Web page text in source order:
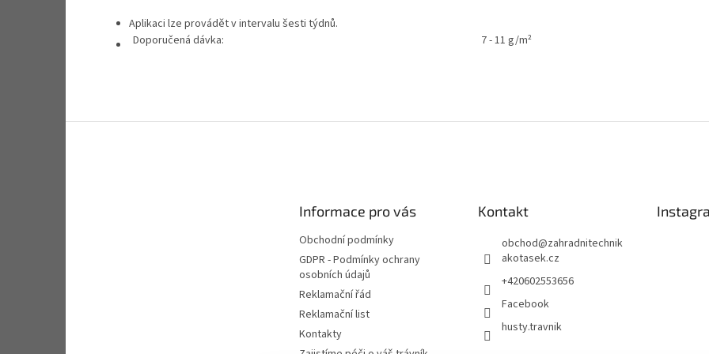
Aplikaci lze provádět v intervalu šesti týdnů.
Doporučená dávka:
7 - 11 g/m²
Informace pro vás
Obchodní podmínky
GDPR - Podmínky ochrany
osobních údajů
Reklamační řád
Reklamační list
Kontakty
Kontakt
obchod@zahradnitechnik
akotasek.cz
+420602553656
Facebook
husty.travnik